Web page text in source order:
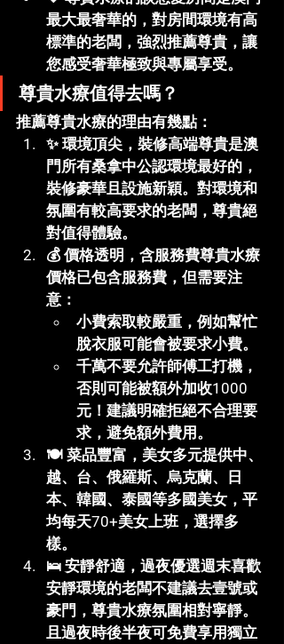
最大最奢華的， 對房間環境有高
標準的老闆，強烈推薦尊貴，讓
您感受奢華極致與專屬享受。
尊貴水療值得去嗎？
推薦尊貴水療的理由有幾點：
✨ 環境頂尖，裝修高端尊貴是澳
門所有桑拿中公認環境最好的，
裝修豪華且設施新穎。對環境和
氛圍有較高要求的老闆，尊貴絕
對值得體驗。
💰 價格透明，含服務費尊貴水療
價格已包含服務費，但需要注
意：
小費索取較嚴重，例如幫忙
脫衣服可能會被要求小費。
千萬不要允許師傅工打機，
否則可能被額外加收1000
元！ 建議明確拒絕不合理要
求，避免額外費用。
🍽️ 菜品豐富，美女多元提供中、
越、台、俄羅斯、烏克蘭、日
本、韓國、泰國等多國美女，平
均每天70+美女上班，選擇多
樣。
🛌 安靜舒適，過夜優選週末喜歡
安靜環境的老闆不建議去壹號或
豪門，尊貴水療氛圍相對寧靜。
且過夜時後半夜可免費享用獨立